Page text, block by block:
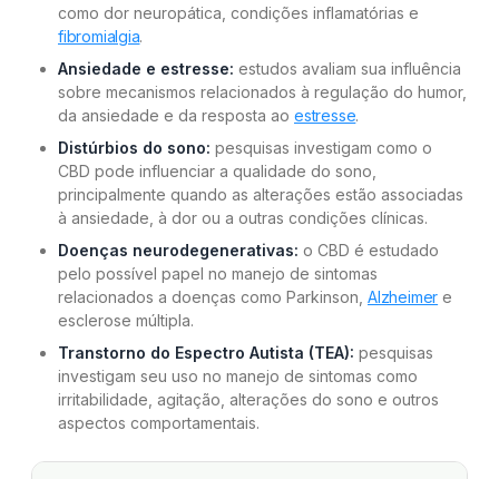
como dor neuropática, condições inflamatórias e
fibromialgia.
Ansiedade e estresse: estudos avaliam sua influência
sobre mecanismos relacionados à regulação do humor,
da ansiedade e da resposta ao estresse.
Distúrbios do sono: pesquisas investigam como o
CBD pode influenciar a qualidade do sono,
principalmente quando as alterações estão associadas
à ansiedade, à dor ou a outras condições clínicas.
Doenças neurodegenerativas: o CBD é estudado
pelo possível papel no manejo de sintomas
relacionados a doenças como Parkinson, Alzheimer e
esclerose múltipla.
Transtorno do Espectro Autista (TEA): pesquisas
investigam seu uso no manejo de sintomas como
irritabilidade, agitação, alterações do sono e outros
aspectos comportamentais.